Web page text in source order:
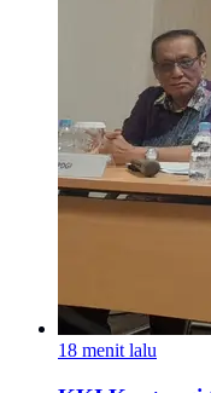
18 menit lalu